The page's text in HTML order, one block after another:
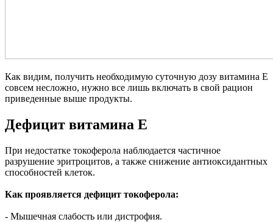
Как видим, получить необходимую суточную дозу витамина Е
совсем несложно, нужно все лишь включать в свой рацион
приведенные выше продукты.
Дефицит витамина Е
При недостатке токоферола наблюдается частичное
разрушение эритроцитов, а также снижение антиоксидантных
способностей клеток.
Как проявляется дефицит токоферола:
- Мышечная слабость или дистрофия.